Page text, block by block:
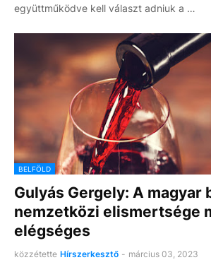
együttműködve kell választ adniuk a …
BELFÖLD
Gulyás Gergely: A magyar
nemzetközi elismertsége
elégséges
közzétette Hírszerkesztő - március 03, 2023